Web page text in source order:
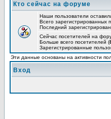
Кто сейчас на форуме
Наши пользователи
Всего зарегистрированных
Последний
Сейчас посетителей на
Больше всего посетителей (
Зарегистрированные
Эти данные основаны на активности
Вход